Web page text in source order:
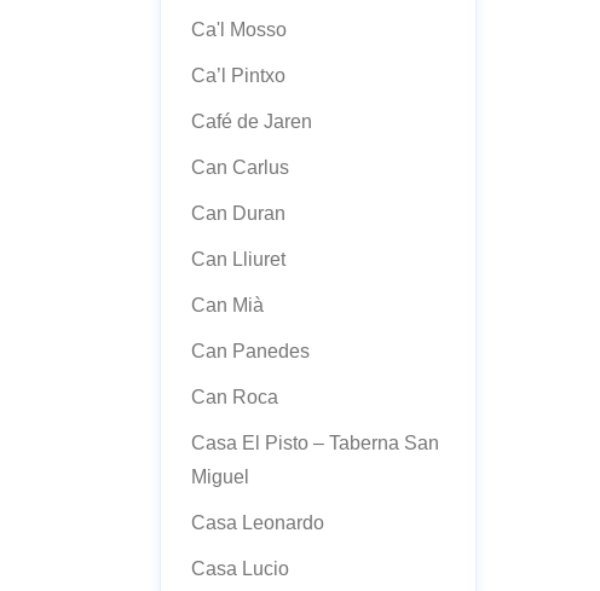
Ca'l Mosso
Ca’l Pintxo
Café de Jaren
Can Carlus
Can Duran
Can Lliuret
Can Mià
Can Panedes
Can Roca
Casa El Pisto – Taberna San
Miguel
Casa Leonardo
Casa Lucio